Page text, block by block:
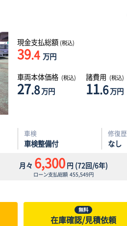
現金支払総額 (税込)
39.4 万円
車両本体価格 (税込)
27.8万円
諸費用 (税込)
11.6万円
車検
車検整備付
修復歴
なし
月々 6,300円 (72回/6年)
ローン支払総額 455,549円
無料
在庫確認/見積依頼